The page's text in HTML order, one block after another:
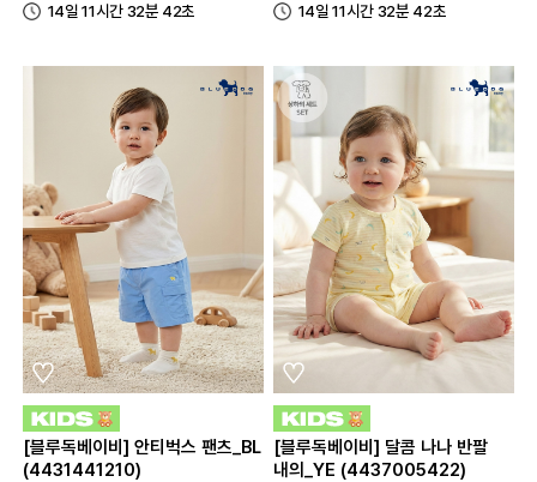
14일 11시간 32분 42초 14일 11시간 32분 42초
[블루독베이비] 안티벅스 팬츠_BL
(4431441210)
[블루독베이비] 달콤 나나 반팔
내의_YE (4437005422)